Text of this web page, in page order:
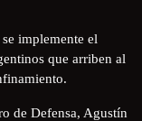
implemente el
que arriben al
de Defensa, Agustín